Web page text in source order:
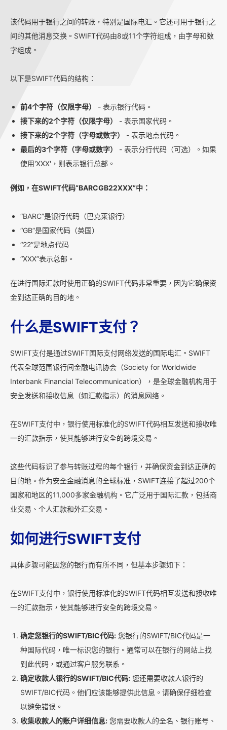
该代码用于银行之间的转账，特别是国际电汇。它还可用于银行之
间的其他消息交换。SWIFT代码由8或11个字符组成，由字母和数
字组成。
以下是SWIFT代码的结构：
前4个字符（仅限字母）
- 表示银行代码。
接下来的2个字符（仅限字母）
- 表示国家代码。
接下来的2个字符（字母或数字）
- 表示地点代码。
最后的3个字符（字母或数字）
- 表示分行代码（可选）。如果
使用'XXX'，则表示银行总部。
例如，在SWIFT代码“BARCGB22XXX”中：
“BARC”是银行代码（巴克莱银行）
“GB”是国家代码（英国）
“22”是地点代码
“XXX”表示总部。
在进行国际汇款时使用正确的SWIFT代码非常重要，因为它确保资
金到达正确的目的地。
什么是SWIFT支付？
SWIFT支付是通过SWIFT国际支付网络发送的国际电汇。SWIFT
代表全球范围银行间金融电讯协会（Society for Worldwide
Interbank Financial Telecommunication），是全球金融机构用于
安全发送和接收信息（如汇款指示）的消息网络。
在SWIFT支付中，银行使用标准化的SWIFT代码相互发送和接收唯
一的汇款指示，使其能够进行安全的跨境交易。
这些代码标识了参与转账过程的每个银行，并确保资金到达正确的
目的地。作为安全金融消息的全球标准，SWIFT连接了超过200个
国家和地区的11,000多家金融机构。它广泛用于国际汇款，包括商
业交易、个人汇款和外汇交易。
如何进行SWIFT支付
具体步骤可能因您的银行而有所不同，但基本步骤如下：
在SWIFT支付中，银行使用标准化的SWIFT代码相互发送和接收唯
一的汇款指示，使其能够进行安全的跨境交易。
确定您银行的SWIFT/BIC代码: 您银行的SWIFT/BIC代码是一
种国际代码，唯一标识您的银行。通常可以在银行的网站上找
到此代码，或通过客户服务联系。
确定收款人银行的SWIFT/BIC代码: 您还需要收款人银行的
SWIFT/BIC代码。他们应该能够提供此信息。请确保仔细检查
以避免错误。
收集收款人的账户详细信息: 您需要收款人的全名、银行账号、